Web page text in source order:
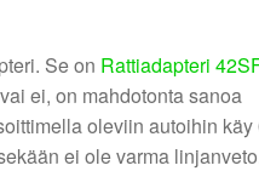
Se on Rattiadapteri
ei, on mahdotonta sanoa
oleviin autoihin käy
ei ole varma